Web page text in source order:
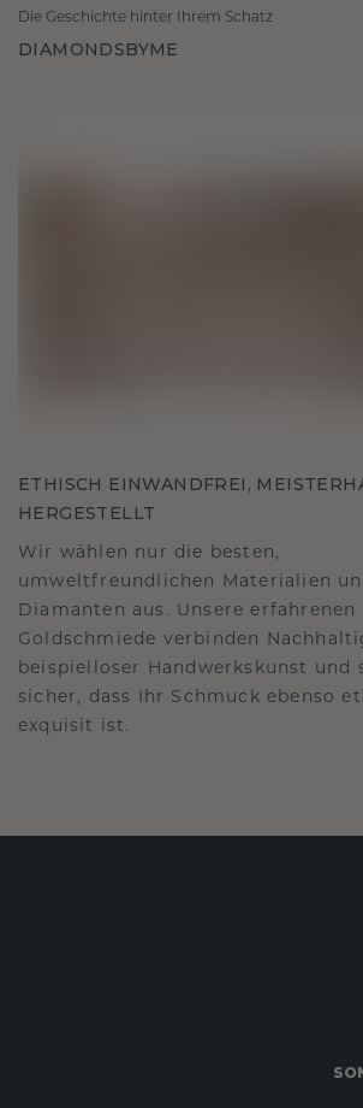
Die Geschichte hinter Ihrem Schatz
DIAMONDSBYME
ETHISCH EINWANDFREI,
HERGESTELLT
Wir wählen nur die besten,
umweltfreundlichen Materialien
Diamanten aus. Unsere erfahrenen
Goldschmiede verbinden
beispielloser Handwerkskunst und
sicher, dass Ihr Schmuck ebenso
exquisit ist.